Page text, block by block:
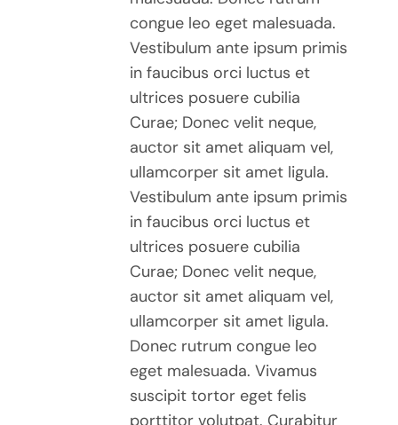
PRODUIT
congue leo eget malesuada.
Vestibulum ante ipsum primis
in faucibus orci luctus et
ultrices posuere cubilia
Curae; Donec velit neque,
auctor sit amet aliquam vel,
ullamcorper sit amet ligula.
Vestibulum ante ipsum primis
in faucibus orci luctus et
ultrices posuere cubilia
Curae; Donec velit neque,
auctor sit amet aliquam vel,
ullamcorper sit amet ligula.
Donec rutrum congue leo
eget malesuada. Vivamus
suscipit tortor eget felis
porttitor volutpat. Curabitur